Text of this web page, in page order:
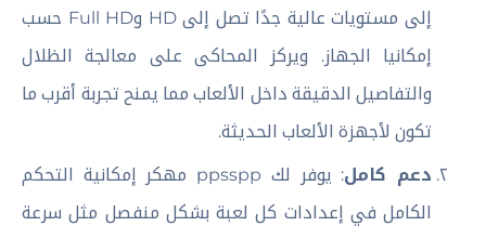
إلى مستويات عالية جدًا تصل إلى HD وFull HD حسب
إمكانيا الجهاز. ويركز المحاكى على معالجة الظلال
والتفاصيل الدقيقة داخل الألعاب مما يمنح تجربة أقرب ما
تكون لأجهزة الألعاب الحديثة.
دعم كامل
: يوفر لك ppsspp مهكر إمكانية التحكم
الكامل في إعدادات كل لعبة بشكل منفصل مثل سرعة